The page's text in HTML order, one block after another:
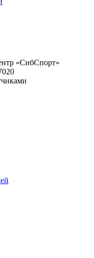
«СибСпорт»